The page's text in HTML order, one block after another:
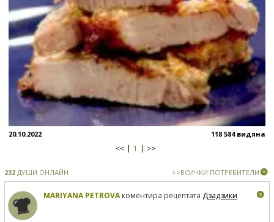
20.10.2022 118 584 видяна
<< 1 >>
232 ДУШИ ОНЛАЙН >>ВСИЧКИ ПОТРЕБИТЕЛИ
MARIYANA PETROVAкоментира рецептата Дзадзики